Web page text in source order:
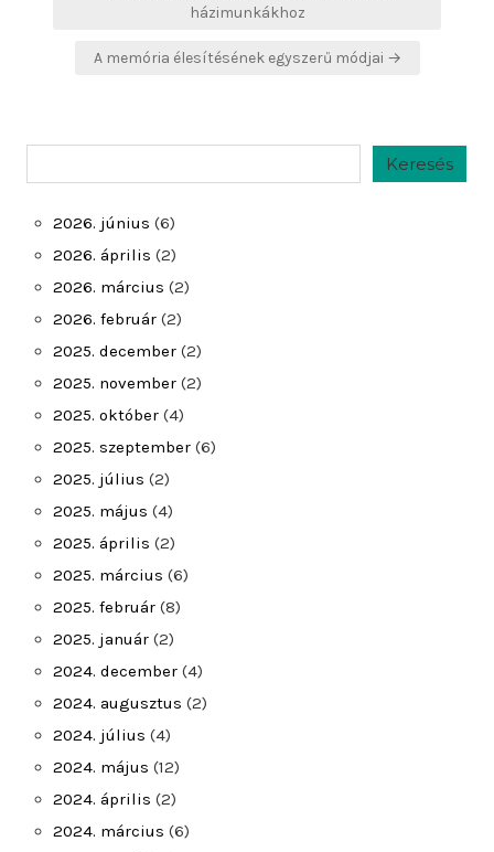
házimunkákhoz
A memória élesítésének egyszerű módjai →
Keresés
2026. június (6)
2026. április (2)
2026. március (2)
2026. február (2)
2025. december (2)
2025. november (2)
2025. október (4)
2025. szeptember (6)
2025. július (2)
2025. május (4)
2025. április (2)
2025. március (6)
2025. február (8)
2025. január (2)
2024. december (4)
2024. augusztus (2)
2024. július (4)
2024. május (12)
2024. április (2)
2024. március (6)